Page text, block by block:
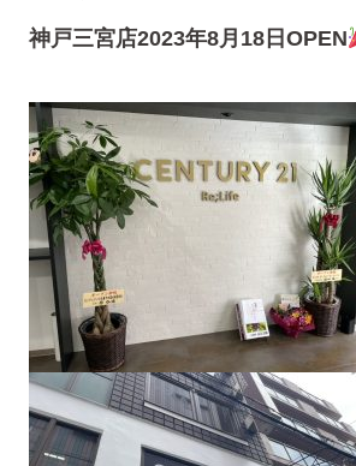
神戸三宮店2023年8月18日OPEN